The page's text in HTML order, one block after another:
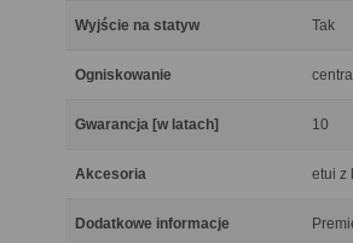
Wyjście na statyw Tak
Ogniskowanie
Gwarancja [w latach] 10
Akcesoria etui z
Dodatkowe informacje